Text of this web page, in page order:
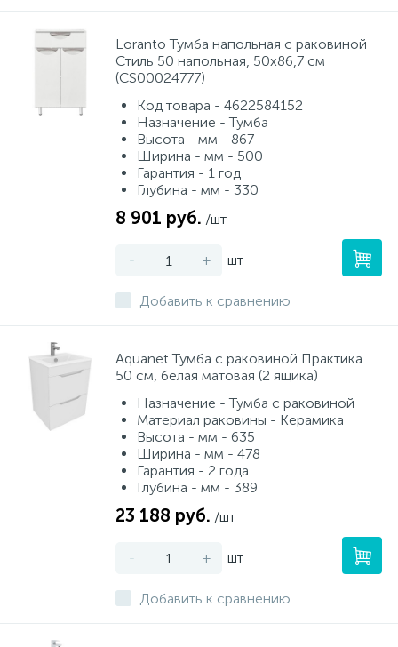
Loranto Тумба напольная с раковиной
Стиль 50 напольная, 50х86,7 см
(CS00024777)
Код товара - 4622584152
Назначение - Тумба
Высота - мм - 867
Ширина - мм - 500
Гарантия - 1 год
Глубина - мм - 330
8 901 руб. /шт
- + шт
Добавить к сравнению
Aquanet Тумба с раковиной Практика
50 см, белая матовая (2 ящика)
Назначение - Тумба с раковиной
Материал раковины - Керамика
Высота - мм - 635
Ширина - мм - 478
Гарантия - 2 года
Глубина - мм - 389
23 188 руб. /шт
- + шт
Добавить к сравнению